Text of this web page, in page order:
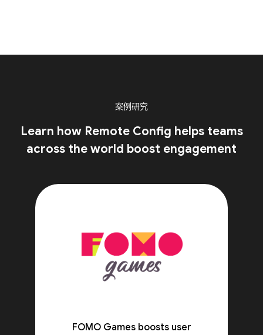
案例研究
Learn how Remote Config helps teams
across the world boost engagement
FOMO Games boosts user